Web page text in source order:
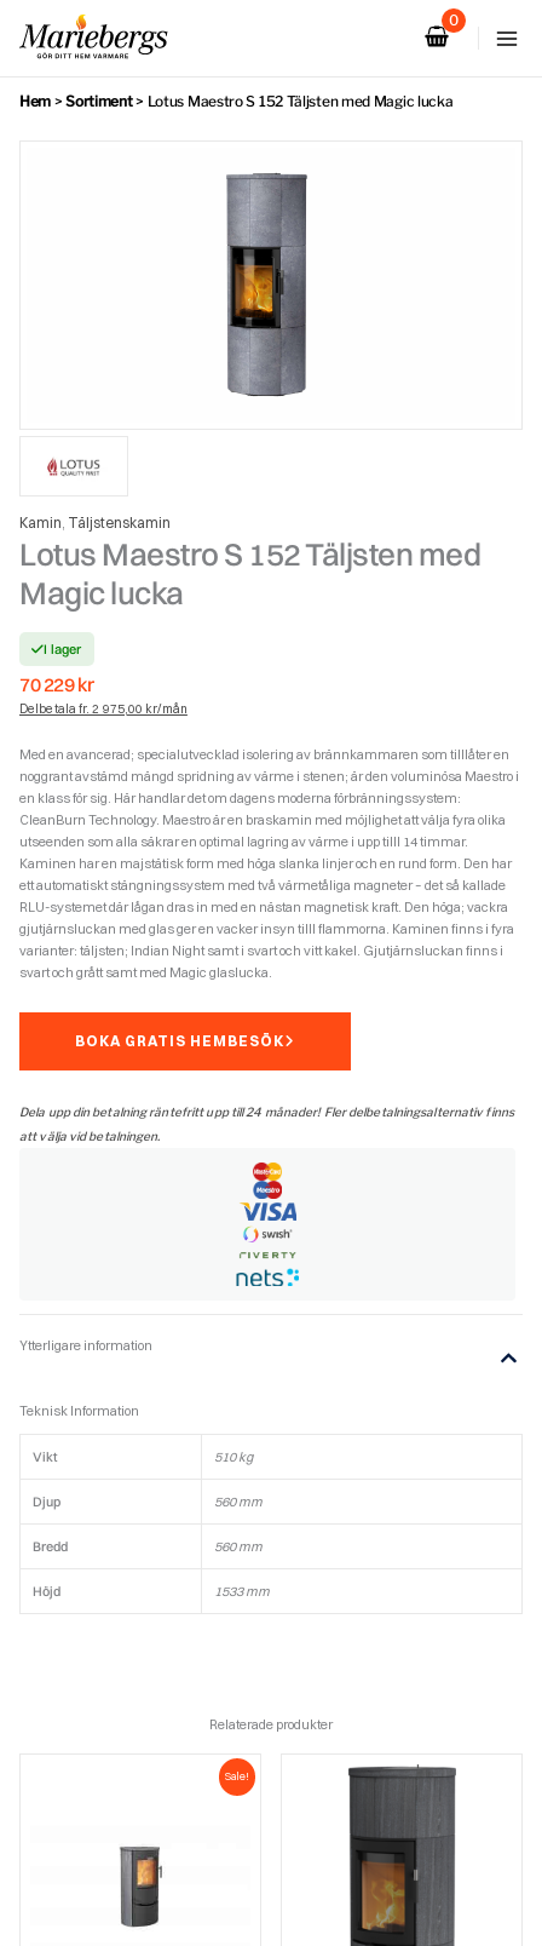
innehåll
Hem >Sortiment> Lotus Maestro S 152 Täljsten med Magic lucka
Kamin, Täljstenskamin
Lotus Maestro S 152 Täljsten med
Magic lucka
I lager
70 229kr
Delbetala fr. 2 975,00 kr/mån
Med en avancerad; specialutvecklad isolering av brännkammaren som tilllåter en
noggrant avstämd mängd spridning av värme i stenen; är den voluminösa Maestro i
en klass för sig. Här handlar det om dagens moderna förbränningssystem:
CleanBurn Technology. Maestro är en braskamin med möjlighet att välja fyra olika
utseenden som alla säkrar en optimal lagring av värme i upp tilll 14 timmar.
Kaminen har en majstätisk form med höga slanka linjer och en rund form. Den har
ett automatiskt stängningssystem med två värmetåliga magneter – det så kallade
RLU-systemet där lågan dras in med en nästan magnetisk kraft. Den höga; vackra
gjutjärnsluckan med glas ger en vacker insyn tilll flammorna. Kaminen finns i fyra
varianter: täljsten; Indian Night samt i svart och vitt kakel. Gjutjärnsluckan finns i
svart och grått samt med Magic glaslucka.
BOKA GRATIS HEMBESÖK
Dela upp din betalning räntefritt upp till 24 månader! Fler delbetalningsalternativ finns
att välja vid betalningen.
Ytterligare information
Teknisk Information
Vikt 510 kg
Djup 560 mm
Bredd 560 mm
Höjd 1533 mm
Relaterade produkter
Sale!